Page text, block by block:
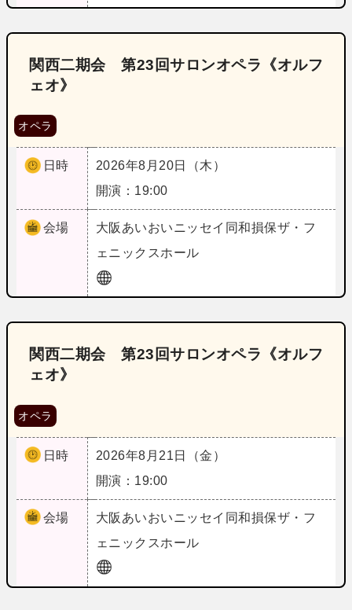
関西二期会 第23回サロンオペラ《オルフ
ェオ》
オペラ
日時
2026年8月20日（木）
開演：19:00
会場 大阪 あいおいニッセイ同和損保ザ・フ
ェニックスホール
関西二期会 第23回サロンオペラ《オルフ
ェオ》
オペラ
日時
2026年8月21日（金）
開演：19:00
会場 大阪 あいおいニッセイ同和損保ザ・フ
ェニックスホール